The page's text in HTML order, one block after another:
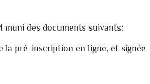
muni des documents suivants:
la pré-inscription en ligne, et signée